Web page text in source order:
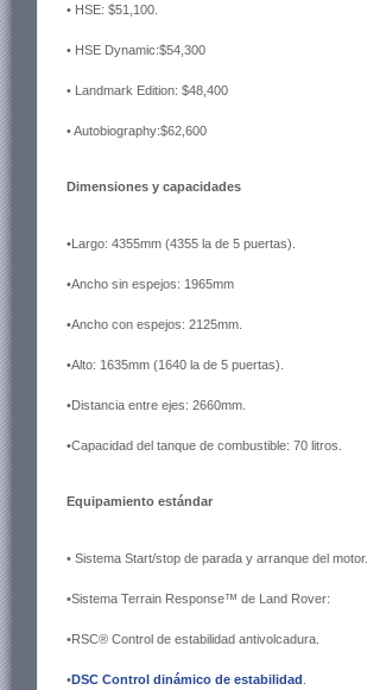
• HSE: $51,100.
• HSE Dynamic:$54,300
• Landmark Edition: $48,400
• Autobiography:$62,600
Dimensiones y capacidades
•Largo: 4355mm (4355 la de 5 puertas).
•Ancho sin espejos: 1965mm
•Ancho con espejos: 2125mm.
•Alto: 1635mm (1640 la de 5 puertas).
•Distancia entre ejes: 2660mm.
•Capacidad del tanque de combustible: 70 litros.
Equipamiento estándar
• Sistema Start/stop de parada y arranque del motor.
•Sistema Terrain Response™ de Land Rover:
•RSC® Control de estabilidad antivolcadura.
•DSC Control dinámico de estabilidad